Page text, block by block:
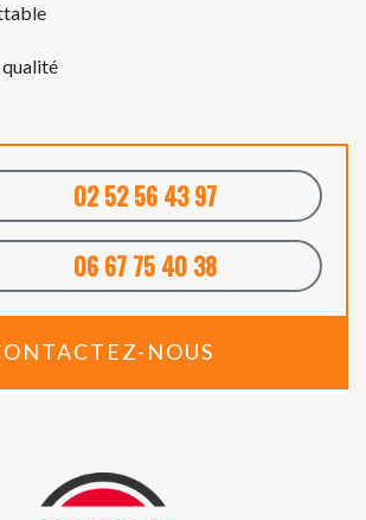
02 52 56 43 97
06 67 75 40 38
NOUS